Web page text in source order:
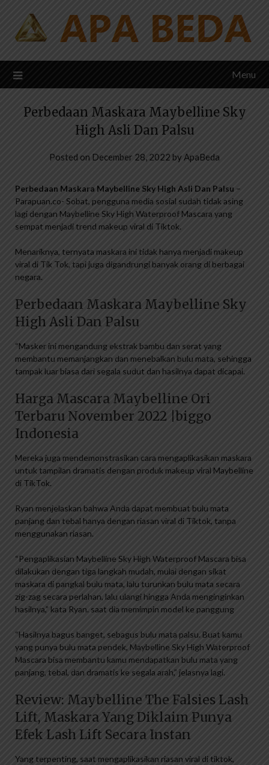
content
Menu
Perbedaan Maskara Maybelline Sky
High Asli Dan Palsu
Posted on December 28, 2022 byApaBeda
Perbedaan Maskara Maybelline Sky High Asli Dan Palsu –
Parapuan.co- Sobat, pengguna media sosial sudah tidak asing
lagi dengan Maybelline Sky High Waterproof Mascara yang
sempat menjadi trend makeup viral di Tiktok.
Menariknya, ternyata maskara ini tidak hanya menjadi makeup
viral di Tik Tok, tapi juga digandrungi banyak orang di berbagai
negara.
Perbedaan Maskara Maybelline Sky
High Asli Dan Palsu
“Masker ini mengandung ekstrak bambu dan serat yang
membantu memanjangkan dan menebalkan bulu mata, sehingga
tampak luar biasa dari segala sudut dan hasilnya dapat dicapai.
Harga Mascara Maybelline Ori
Terbaru November 2022 |biggo
Indonesia
Mereka juga mendemonstrasikan cara mengaplikasikan maskara
untuk tampilan dramatis dengan produk makeup viral Maybelline
di TikTok.
Ryan menjelaskan bahwa Anda dapat membuat bulu mata
panjang dan tebal hanya dengan riasan viral di Tiktok, tanpa
menggunakan riasan.
“Pengaplikasian Maybelline Sky High Waterproof Mascara bisa
dilakukan dengan tiga langkah mudah, mulai dengan sikat
maskara di pangkal bulu mata, lalu turunkan bulu mata secara
zig-zag secara perlahan, lalu ulangi hingga Anda menginginkan
hasilnya,” kata Ryan. saat dia memimpin model ke panggung
“Hasilnya bagus banget, sebagus bulu mata palsu. Buat kamu
yang punya bulu mata pendek, Maybelline Sky High Waterproof
Mascara bisa membantu kamu mendapatkan bulu mata yang
panjang, tebal, dan dramatis ke segala arah,” jelasnya lagi.
Review: Maybelline The Falsies Lash
Lift, Maskara Yang Diklaim Punya
Efek Lash Lift Secara Instan
Yang terpenting, saat mengaplikasikan riasan viral di tiktok,